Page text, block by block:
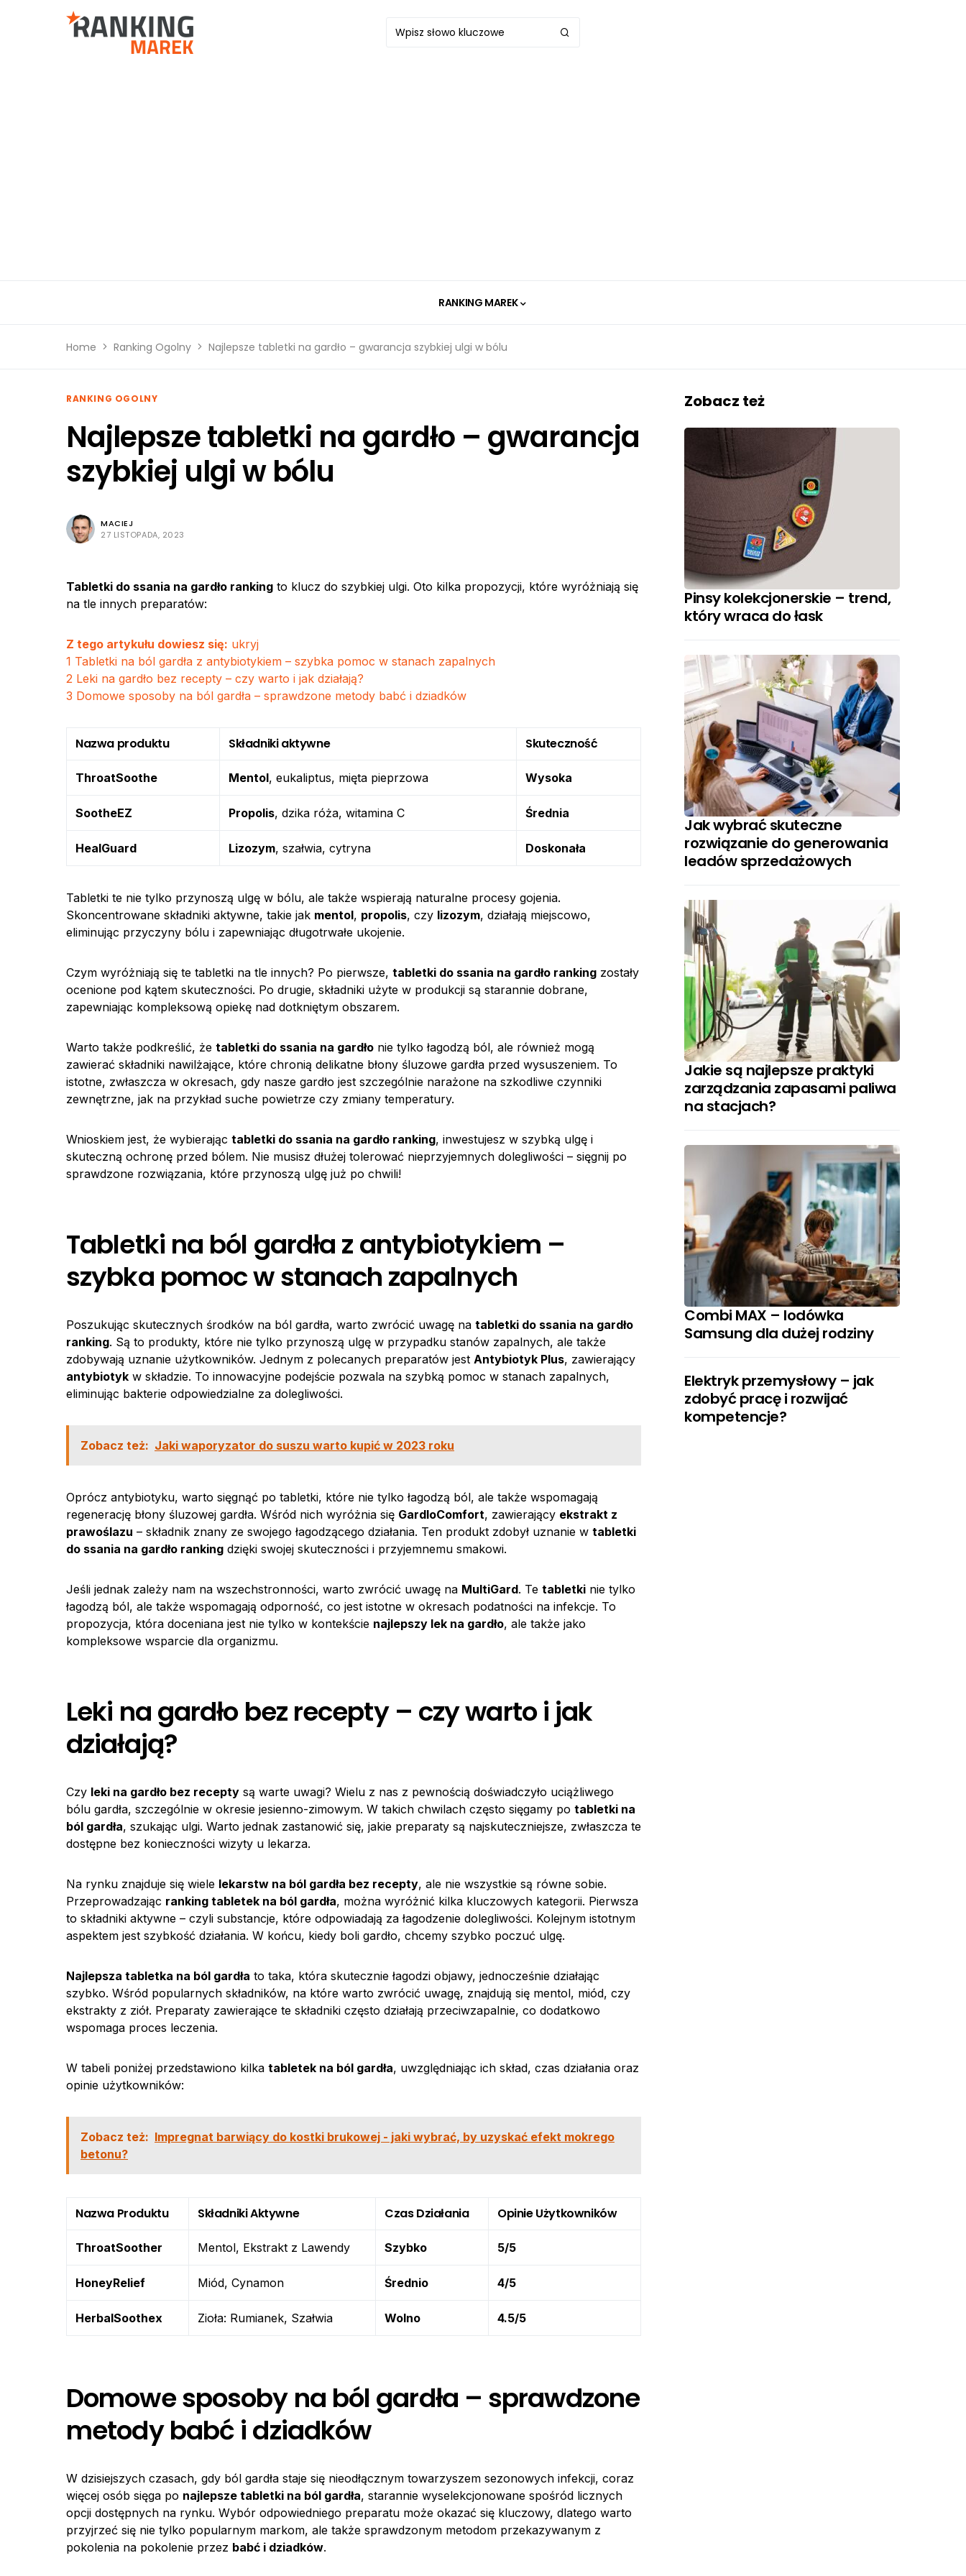
RANKING MAREK
Home Ranking Ogolny Najlepsze tabletki na gardło – gwarancja szybkiej ulgi w bólu
RANKING OGOLNY
Najlepsze tabletki na gardło – gwarancja
szybkiej ulgi w bólu
MACIEJ
27 LISTOPADA, 2023
Tabletki do ssania na gardło ranking to klucz do szybkiej ulgi. Oto kilka propozycji, które wyróżniają się
na tle innych preparatów:
Z tego artykułu dowiesz się: ukryj
1 Tabletki na ból gardła z antybiotykiem – szybka pomoc w stanach zapalnych
2 Leki na gardło bez recepty – czy warto i jak działają?
3 Domowe sposoby na ból gardła – sprawdzone metody babć i dziadków
Nazwa produktu Składniki aktywne Skuteczność
ThroatSoothe Mentol, eukaliptus, mięta pieprzowa Wysoka
SootheEZ Propolis, dzika róża, witamina C Średnia
HealGuard Lizozym, szałwia, cytryna Doskonała
Tabletki te nie tylko przynoszą ulgę w bólu, ale także wspierają naturalne procesy gojenia.
Skoncentrowane składniki aktywne, takie jak mentol, propolis, czy lizozym, działają miejscowo,
eliminując przyczyny bólu i zapewniając długotrwałe ukojenie.
Czym wyróżniają się te tabletki na tle innych? Po pierwsze, tabletki do ssania na gardło ranking zostały
ocenione pod kątem skuteczności. Po drugie, składniki użyte w produkcji są starannie dobrane,
zapewniając kompleksową opiekę nad dotkniętym obszarem.
Warto także podkreślić, że tabletki do ssania na gardło nie tylko łagodzą ból, ale również mogą
zawierać składniki nawilżające, które chronią delikatne błony śluzowe gardła przed wysuszeniem. To
istotne, zwłaszcza w okresach, gdy nasze gardło jest szczególnie narażone na szkodliwe czynniki
zewnętrzne, jak na przykład suche powietrze czy zmiany temperatury.
Wnioskiem jest, że wybierając tabletki do ssania na gardło ranking, inwestujesz w szybką ulgę i
skuteczną ochronę przed bólem. Nie musisz dłużej tolerować nieprzyjemnych dolegliwości – sięgnij po
sprawdzone rozwiązania, które przynoszą ulgę już po chwili!
Tabletki na ból gardła z antybiotykiem –
szybka pomoc w stanach zapalnych
Poszukując skutecznych środków na ból gardła, warto zwrócić uwagę na tabletki do ssania na gardło
ranking. Są to produkty, które nie tylko przynoszą ulgę w przypadku stanów zapalnych, ale także
zdobywają uznanie użytkowników. Jednym z polecanych preparatów jest Antybiotyk Plus, zawierający
antybiotyk w składzie. To innowacyjne podejście pozwala na szybką pomoc w stanach zapalnych,
eliminując bakterie odpowiedzialne za dolegliwości.
Zobacz też: Jaki waporyzator do suszu warto kupić w 2023 roku
Oprócz antybiotyku, warto sięgnąć po tabletki, które nie tylko łagodzą ból, ale także wspomagają
regenerację błony śluzowej gardła. Wśród nich wyróżnia się GardloComfort, zawierający ekstrakt z
prawoślazu – składnik znany ze swojego łagodzącego działania. Ten produkt zdobył uznanie w tabletki
do ssania na gardło ranking dzięki swojej skuteczności i przyjemnemu smakowi.
Jeśli jednak zależy nam na wszechstronności, warto zwrócić uwagę na MultiGard. Te tabletki nie tylko
łagodzą ból, ale także wspomagają odporność, co jest istotne w okresach podatności na infekcje. To
propozycja, która doceniana jest nie tylko w kontekście najlepszy lek na gardło, ale także jako
kompleksowe wsparcie dla organizmu.
Leki na gardło bez recepty – czy warto i jak
działają?
Czy leki na gardło bez recepty są warte uwagi? Wielu z nas z pewnością doświadczyło uciążliwego
bólu gardła, szczególnie w okresie jesienno-zimowym. W takich chwilach często sięgamy po tabletki na
ból gardła, szukając ulgi. Warto jednak zastanowić się, jakie preparaty są najskuteczniejsze, zwłaszcza te
dostępne bez konieczności wizyty u lekarza.
Na rynku znajduje się wiele lekarstw na ból gardła bez recepty, ale nie wszystkie są równe sobie.
Przeprowadzając ranking tabletek na ból gardła, można wyróżnić kilka kluczowych kategorii. Pierwsza
to składniki aktywne – czyli substancje, które odpowiadają za łagodzenie dolegliwości. Kolejnym istotnym
aspektem jest szybkość działania. W końcu, kiedy boli gardło, chcemy szybko poczuć ulgę.
Najlepsza tabletka na ból gardła to taka, która skutecznie łagodzi objawy, jednocześnie działając
szybko. Wśród popularnych składników, na które warto zwrócić uwagę, znajdują się mentol, miód, czy
ekstrakty z ziół. Preparaty zawierające te składniki często działają przeciwzapalnie, co dodatkowo
wspomaga proces leczenia.
W tabeli poniżej przedstawiono kilka tabletek na ból gardła, uwzględniając ich skład, czas działania oraz
opinie użytkowników:
Zobacz też: Impregnat barwiący do kostki brukowej - jaki wybrać, by uzyskać efekt mokrego
betonu?
Nazwa Produktu Składniki Aktywne Czas Działania Opinie Użytkowników
ThroatSoother Mentol, Ekstrakt z Lawendy Szybko 5/5
HoneyRelief Miód, Cynamon Średnio 4/5
HerbalSoothex Zioła: Rumianek, Szałwia Wolno 4.5/5
Domowe sposoby na ból gardła – sprawdzone
metody babć i dziadków
W dzisiejszych czasach, gdy ból gardła staje się nieodłącznym towarzyszem sezonowych infekcji, coraz
więcej osób sięga po najlepsze tabletki na ból gardła, starannie wyselekcjonowane spośród licznych
opcji dostępnych na rynku. Wybór odpowiedniego preparatu może okazać się kluczowy, dlatego warto
przyjrzeć się nie tylko popularnym markom, ale także sprawdzonym metodom przekazywanym z
pokolenia na pokolenie przez babć i dziadków.
Zobacz też
Pinsy kolekcjonerskie – trend,
który wraca do łask
Jak wybrać skuteczne
rozwiązanie do generowania
leadów sprzedażowych
Jakie są najlepsze praktyki
zarządzania zapasami paliwa
na stacjach?
Combi MAX – lodówka
Samsung dla dużej rodziny
Elektryk przemysłowy – jak
zdobyć pracę i rozwijać
kompetencje?